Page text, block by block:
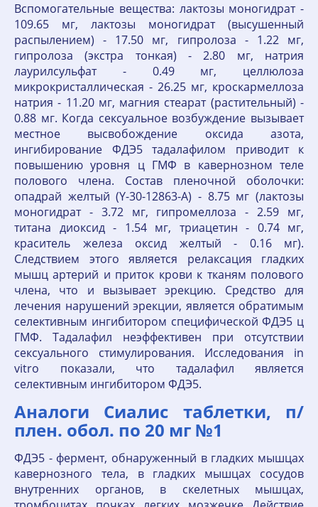
Вспомогательные вещества: лактозы моногидрат -
109.65 мг, лактозы моногидрат (высушенный
распылением) - 17.50 мг, гипролоза - 1.22 мг,
гипролоза (экстра тонкая) - 2.80 мг, натрия
лаурилсульфат - 0.49 мг, целлюлоза
микрокристаллическая - 26.25 мг, кроскармеллоза
натрия - 11.20 мг, магния стеарат (растительный) -
0.88 мг. Когда сексуальное возбуждение вызывает
местное высвобождение оксида азота,
ингибирование ФДЭ5 тадалафилом приводит к
повышению уровня ц ГМФ в кавернозном теле
полового члена. Состав пленочной оболочки:
опадрай желтый (Y-30-12863-A) - 8.75 мг (лактозы
моногидрат - 3.72 мг, гипромеллоза - 2.59 мг,
титана диоксид - 1.54 мг, триацетин - 0.74 мг,
краситель железа оксид желтый - 0.16 мг).
Следствием этого является релаксация гладких
мышц артерий и приток крови к тканям полового
члена, что и вызывает эрекцию. Средство для
лечения нарушений эрекции, является обратимым
селективным ингибитором специфической ФДЭ5 ц
ГМФ. Тадалафил неэффективен при отсутствии
сексуального стимулирования. Исследования in
vitro показали, что тадалафил является
селективным ингибитором ФДЭ5.
Аналоги Сиалис таблетки, п/
плен. обол. по 20 мг №1
ФДЭ5 - фермент, обнаруженный в гладких мышцах
кавернозного тела, в гладких мышцах сосудов
внутренних органов, в скелетных мышцах,